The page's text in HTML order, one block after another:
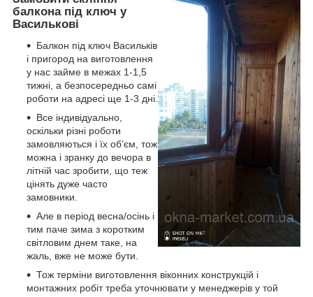
балкона під ключ у
Василькові
Балкон під ключ Васильків
і пригород на виготовлення
у нас займе в межах 1-1,5
тижні, а безпосередньо самі
роботи на адресі ще 1-3 дні.
Все індивідуально,
оскільки різні роботи
замовляються і їх об’єм, тож
можна і зранку до вечора в
літній час зробити, що теж
цінять дуже часто
замовники.
Але в період весна/осінь і
тим паче зима з коротким
світловим днем таке, на
жаль, вже не може бути.
Тож терміни виготовлення віконних конструкцій і
монтажних робіт треба уточнювати у менеджерів у той